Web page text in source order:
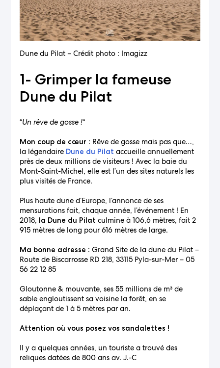
Dune du Pilat – Crédit photo : Imagizz
1- Grimper la fameuse
Dune du Pilat
“Un rêve de gosse !“
Mon coup de cœur : Rêve de gosse mais pas que…,
la légendaire Dune du Pilat accueille annuellement
près de deux millions de visiteurs ! Avec la baie du
Mont-Saint-Michel, elle est l’un des sites naturels les
plus visités de France.
Plus haute dune d’Europe, l’annonce de ses
mensurations fait, chaque année, l’événement ! En
2018, la Dune du Pilat culmine à 106,6 mètres, fait 2
915 mètres de long pour 616 mètres de large.
Ma bonne adresse : Grand Site de la dune du Pilat –
Route de Biscarrosse RD 218, 33115 Pyla-sur-Mer – 05
56 22 12 85
Gloutonne & mouvante, ses 55 millions de m³ de
sable engloutissent sa voisine la forêt, en se
déplaçant de 1 à 5 mètres par an.
Attention où vous posez vos sandalettes !
Il y a quelques années, un touriste a trouvé des
reliques datées de 800 ans av. J.-C